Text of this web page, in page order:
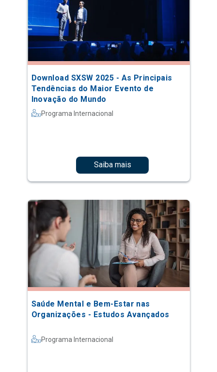
Download SXSW 2025 - As Principais
Tendências do Maior Evento de
Inovação do Mundo
Programa Internacional
Saiba mais
Saúde Mental e Bem-Estar nas
Organizações - Estudos Avançados
Programa Internacional